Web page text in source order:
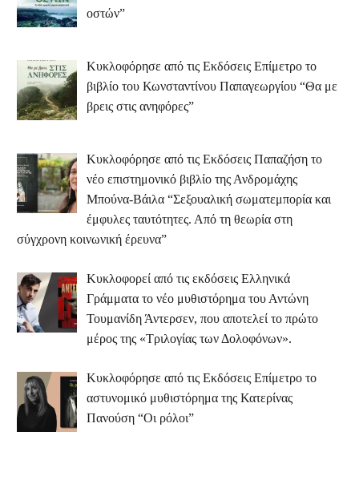
οστών”
Κυκλοφόρησε από τις Εκδόσεις Επίμετρο το
βιβλίο του Κωνσταντίνου Παπαγεωργίου “Θα με
βρεις στις ανηφόρες”
Κυκλοφόρησε από τις Εκδόσεις Παπαζήση το
νέο επιστημονικό βιβλίο της Ανδρομάχης
Μπούνα-Βάιλα “Σεξουαλική σωματεμπορία και
έμφυλες ταυτότητες. Από τη θεωρία στη
σύγχρονη κοινωνική έρευνα”
Κυκλοφορεί από τις εκδόσεις Ελληνικά
Γράμματα το νέο μυθιστόρημα του Αντώνη
Τουμανίδη Άντερσεν, που αποτελεί το πρώτο
μέρος της «Τριλογίας των Δολοφόνων».
Κυκλοφόρησε από τις Εκδόσεις Επίμετρο το
αστυνομικό μυθιστόρημα της Κατερίνας
Πανούση “Οι ρόλοι”